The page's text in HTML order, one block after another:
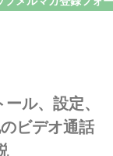
ル、設定、
ビデオ通話